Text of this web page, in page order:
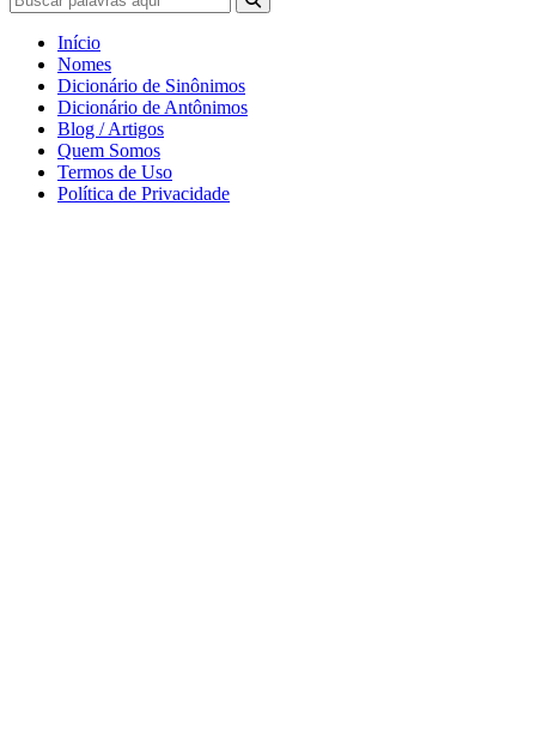
Início
Nomes
Dicionário de Sinônimos
Dicionário de Antônimos
Blog / Artigos
Quem Somos
Termos de Uso
Política de Privacidade